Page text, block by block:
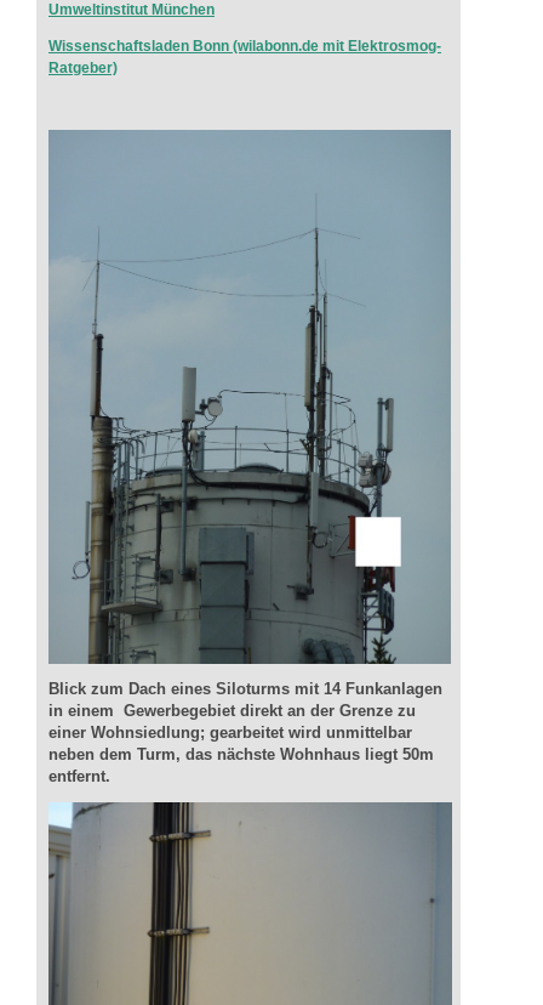
Umweltinstitut München
Wissenschaftsladen Bonn (wilabonn.de mit Elektrosmog-
Ratgeber)
Blick zum Dach eines Siloturms mit 14 Funkanlagen
in einem Gewerbegebiet direkt an der Grenze zu
einer Wohnsiedlung; gearbeitet wird unmittelbar
neben dem Turm, das nächste Wohnhaus liegt 50m
entfernt.